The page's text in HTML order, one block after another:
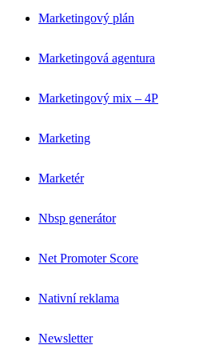
Marketingový plán
Marketingová agentura
Marketingový mix – 4P
Marketing
Marketér
Nbsp generátor
Net Promoter Score
Nativní reklama
Newsletter